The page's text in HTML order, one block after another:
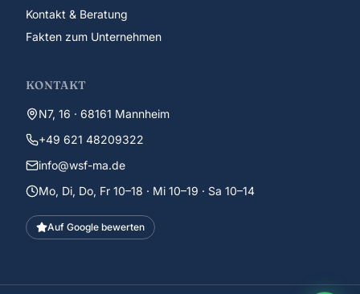
Kontakt & Beratung
Fakten zum Unternehmen
KONTAKT
N7, 16 · 68161 Mannheim
+49 621 48209322
info@wsf-ma.de
Mo, Di, Do, Fr 10–18 · Mi 10–19 · Sa 10–14
Auf Google bewerten